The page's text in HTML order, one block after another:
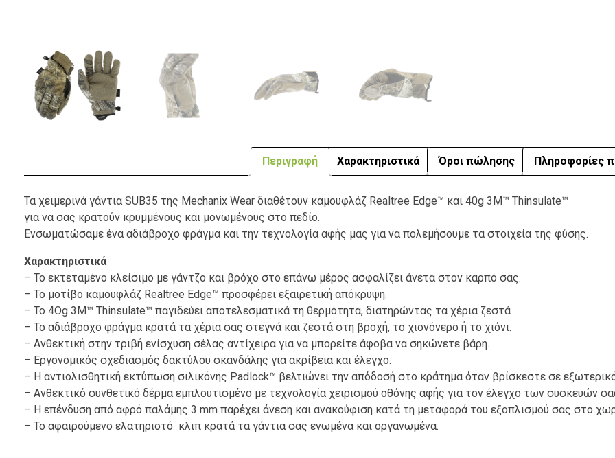
Περιγραφή Χαρακτηριστικά Όροι πώλησης Πληροφορίες
Τα χειμερινά γάντια SUB35 της Mechanix Wear διαθέτουν καμουφλάζ Realtree Edge™ και 40g 3M™ Thinsulate™
για να σας κρατούν κρυμμένους και μονωμένους στο πεδίο.
Ενσωματώσαμε ένα αδιάβροχο φράγμα και την τεχνολογία αφής μας για να πολεμήσουμε τα στοιχεία της φύσης.
Χαρακτηριστικά
– Το εκτεταμένο κλείσιμο με γάντζο και βρόχο στο επάνω μέρος ασφαλίζει άνετα στον καρπό σας.
– Το μοτίβο καμουφλάζ Realtree Edge™ προσφέρει εξαιρετική απόκρυψη.
– Το 4Og 3M™ Thinsulate™ παγιδεύει αποτελεσματικά τη θερμότητα, διατηρώντας τα χέρια ζεστά
– Το αδιάβροχο φράγμα κρατά τα χέρια σας στεγνά και ζεστά στη βροχή, το χιονόνερο ή το χιόνι.
– Ανθεκτική στην τριβή ενίσχυση σέλας αντίχειρα για να μπορείτε άφοβα να σηκώνετε βάρη.
– Εργονομικός σχεδιασμός δακτύλου σκανδάλης για ακρίβεια και έλεγχο.
– Η αντιολισθητική εκτύπωση σιλικόνης Padlock™ βελτιώνει την απόδοσή στο κράτημα όταν βρίσκεστε σε
– Ανθεκτικό συνθετικό δέρμα εμπλουτισμένο με τεχνολογία χειρισμού οθόνης αφής για τον έλεγχο των συσκευών
– Η επένδυση από αφρό παλάμης 3 mm παρέχει άνεση και ανακούφιση κατά τη μεταφορά του εξοπλισμού σας στο
– Το αφαιρούμενο ελατηριοτό κλιπ κρατά τα γάντια σας ενωμένα και οργανωμένα.